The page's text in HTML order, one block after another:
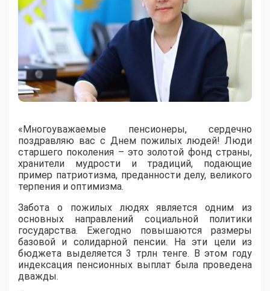
«Многоуважаемые пенсионеры, сердечно
поздравляю вас с Днем пожилых людей! Люди
старшего поколения – это золотой фонд страны,
хранители мудрости и традиций, подающие
пример патриотизма, преданности делу, великого
терпения и оптимизма.
Забота о пожилых людях является одним из
основных направлений социальной политики
государства. Ежегодно повышаются размеры
базовой и солидарной пенсии. На эти цели из
бюджета выделяется 3 трлн тенге. В этом году
индексация пенсионных выплат была проведена
дважды.